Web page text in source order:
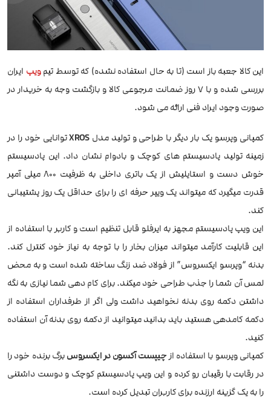
این کالا جعبه باز است (تا به حال استفاده نشده) که توسط تیمویپ ایران
بررسی شده و با 7 روز ضمانت مرجوعی کالا و بازگشت وجه به خریدار در
صورت وجود ایراد فنی ارائه می شود.
کمپانی وپرسو یک بار دیگر با طراحی و تولید مدلXROSتوانایی خود را در
زمینه تولید پادسیستم های کوچک و بادوام نشان داد. این پادسیستم
خوش دست و استایلیش از یک باتری داخلی به ظرفیت ۸۰۰ میلی آمپر
قدرت میگیرد که میتواند یک ویپر حرفه ای را برای حداقل یک روز پشتیبانی
کند.
این ویپ پادسیستم مجهز به ایرفلو قابل تنظیم است و کاربر با استفاده از
این قابلیت کارآمد میتواند میزان بخار را با توجه به نیاز خود کنترل کند.
بدنه “وپرسو ایکسروس” از فولاد ضد زنگ ساخته شده است و به محض
لمس آن شما را جذب طراحی خود میکند. برای کام دهی شما نیازی به نگه
داشتن دکمه روی بدنه نخواهید داشت ولی اگر از طرفداران استفاده از
دکمه کامدهی هستید باید بدانید میتوانید از دکمه روی بدنه آن استفاده
کنید.
کمپانی وپرسو با استفاده ازچیپست آکسون در ایکسروسبرگ برنده خود را
در رقابت با رقیبان رو کرده و این ویپ پادسیستم کوچک و دوست داشتنی
را به یک گزینه ارزنده برای کاربران تبدیل کرده است.